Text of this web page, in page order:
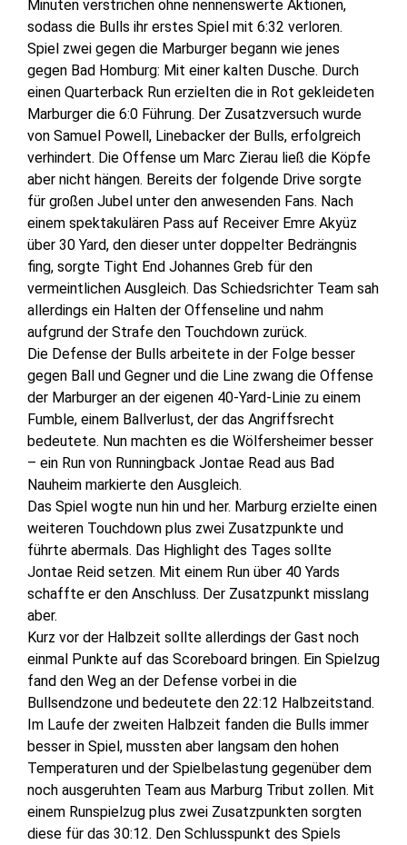
Minuten verstrichen ohne nennenswerte Aktionen,
sodass die Bulls ihr erstes Spiel mit 6:32 verloren.
Spiel zwei gegen die Marburger begann wie jenes
gegen Bad Homburg: Mit einer kalten Dusche. Durch
einen Quarterback Run erzielten die in Rot gekleideten
Marburger die 6:0 Führung. Der Zusatzversuch wurde
von Samuel Powell, Linebacker der Bulls, erfolgreich
verhindert. Die Offense um Marc Zierau ließ die Köpfe
aber nicht hängen. Bereits der folgende Drive sorgte
für großen Jubel unter den anwesenden Fans. Nach
einem spektakulären Pass auf Receiver Emre Akyüz
über 30 Yard, den dieser unter doppelter Bedrängnis
fing, sorgte Tight End Johannes Greb für den
vermeintlichen Ausgleich. Das Schiedsrichter Team sah
allerdings ein Halten der Offenseline und nahm
aufgrund der Strafe den Touchdown zurück.
Die Defense der Bulls arbeitete in der Folge besser
gegen Ball und Gegner und die Line zwang die Offense
der Marburger an der eigenen 40-Yard-Linie zu einem
Fumble, einem Ballverlust, der das Angriffsrecht
bedeutete. Nun machten es die Wölfersheimer besser
– ein Run von Runningback Jontae Read aus Bad
Nauheim markierte den Ausgleich.
Das Spiel wogte nun hin und her. Marburg erzielte einen
weiteren Touchdown plus zwei Zusatzpunkte und
führte abermals. Das Highlight des Tages sollte
Jontae Reid setzen. Mit einem Run über 40 Yards
schaffte er den Anschluss. Der Zusatzpunkt misslang
aber.
Kurz vor der Halbzeit sollte allerdings der Gast noch
einmal Punkte auf das Scoreboard bringen. Ein Spielzug
fand den Weg an der Defense vorbei in die
Bullsendzone und bedeutete den 22:12 Halbzeitstand.
Im Laufe der zweiten Halbzeit fanden die Bulls immer
besser in Spiel, mussten aber langsam den hohen
Temperaturen und der Spielbelastung gegenüber dem
noch ausgeruhten Team aus Marburg Tribut zollen. Mit
einem Runspielzug plus zwei Zusatzpunkten sorgten
diese für das 30:12. Den Schlusspunkt des Spiels